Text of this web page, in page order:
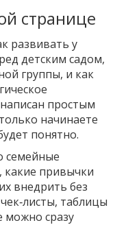
странице
развивать у
детским садом,
группы, и как
простым
начинаете
понятно.
семейные
какие привычки
внедрить без
таблицы
можно сразу